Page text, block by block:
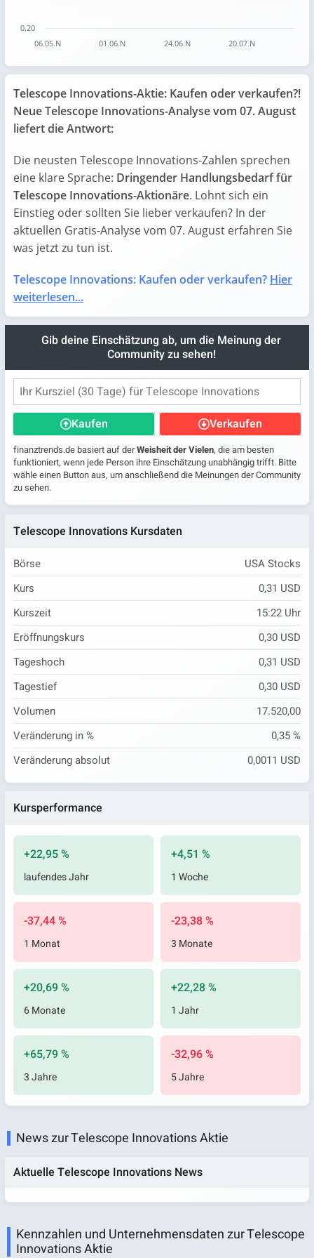
06.05.N 01.06.N 24.06.N 20.07.N
0,20
Telescope Innovations-Aktie: Kaufen oder verkaufen?!
Neue Telescope Innovations-Analyse vom 07. August
liefert die Antwort:
Die neusten Telescope Innovations-Zahlen sprechen
eine klare Sprache: Dringender Handlungsbedarf für
Telescope Innovations-Aktionäre. Lohnt sich ein
Einstieg oder sollten Sie lieber verkaufen? In der
aktuellen Gratis-Analyse vom 07. August erfahren Sie
was jetzt zu tun ist.
Telescope Innovations: Kaufen oder verkaufen? Hier
weiterlesen...
Gib deine Einschätzung ab, um die Meinung der
Community zu sehen!
Kaufen Verkaufen
finanztrends.de basiert auf derWeisheit der Vielen, die am besten
funktioniert, wenn jede Person ihre Einschätzung unabhängig trifft. Bitte
wähle einen Button aus, um anschließend die Meinungen der Community
zu sehen.
Telescope Innovations Kursdaten
Börse
USA Stocks
Kurs
0,31 USD
Kurszeit
15:22 Uhr
Eröffnungskurs
0,30 USD
Tageshoch
0,31 USD
Tagestief
0,30 USD
Volumen
17.520,00
Veränderung in %
0,35 %
Veränderung absolut
0,0011 USD
Kursperformance
+22,95 %
laufendes Jahr
+4,51 %
1 Woche
-37,44 %
1 Monat
-23,38 %
3 Monate
+20,69 %
6 Monate
+22,28 %
1 Jahr
+65,79 %
3 Jahre
-32,96 %
5 Jahre
News zur Telescope Innovations Aktie
Aktuelle Telescope Innovations News
Kennzahlen und Unternehmensdaten zur Telescope
Innovations Aktie